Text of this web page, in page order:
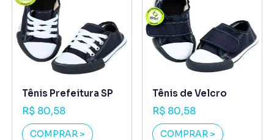
Tênis Prefeitura SP
R$ 80,58
COMPRAR >
Tênis de Velcro
R$ 80,58
COMPRAR >